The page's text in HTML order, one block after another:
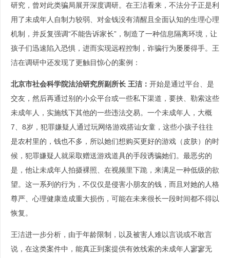
研究，曾对此类骗局展开深度调研。在王洁看来，不法分子正是利
用了未成年人自制力较弱、对金钱没有清醒且全面认知的生理心理
机制，并反复强调“不能告诉家长”，制造了一种信息隔离环境，让
孩子们迅速陷入恐惧，进而实现远程控制，诈骗行为屡屡得手。王
洁在调研中还发现了更触目惊心的案例：
北京市社会科学院法治研究所副所长 王洁： 开始是通过平台、是
交友，然后再通过别的小众平台或一些私下渠道，要挟、勒索这些
未成年人，实施线下其他的一些违法交易。一个未成年人，大概
7、8岁，犯罪嫌疑人通过玩网络游戏搭讪女童，这些小孩子往往
是农村里的，钱也不多，所以她们想购买更好的游戏（皮肤）的时
候，犯罪嫌疑人就采取赠送游戏道具的手段诱骗她们。最恶劣的
是，他让未成年人拍摄裸照、在视频里下跪，来满足一种低级的欲
望。这一系列的行为，不仅仅是侵害小朋友的钱，而且对她的人格
尊严、心理健康造成重大损伤，可能在未来很长一段时间都不得以
恢复。
王洁进一步分析，由于年龄限制，以及被害人难以言说或不敢言
说，在这类案件中，能真正到案提供有效线索的未成年人寥寥无